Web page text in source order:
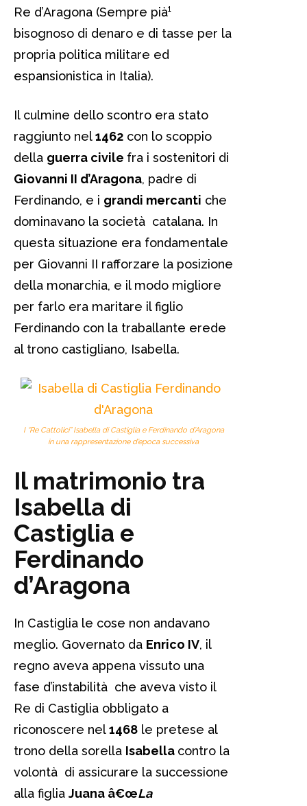
Re d’Aragona (Sempre pià¹
bisognoso di denaro e di tasse per la
propria politica militare ed
espansionistica in Italia).
Il culmine dello scontro era stato
raggiunto nel1462 con lo scoppio
della guerra civile fra i sostenitori di
Giovanni II d’Aragona, padre di
Ferdinando, e i grandi mercanti che
dominavano la società catalana. In
questa situazione era fondamentale
per Giovanni II rafforzare la posizione
della monarchia, e il modo migliore
per farlo era maritare il figlio
Ferdinando con la traballante erede
al trono castigliano, Isabella.
I “Re Cattolici” Isabella di Castiglia e Ferdinando d’Aragona
in una rappresentazione d’epoca successiva
Il matrimonio tra
Isabella di
Castiglia e
Ferdinando
d’Aragona
In Castiglia le cose non andavano
meglio. Governato da Enrico IV, il
regno aveva appena vissuto una
fase d’instabilità che aveva visto il
Re di Castiglia obbligato a
riconoscere nel1468 le pretese al
trono della sorella Isabella contro la
volontà di assicurare la successione
alla figlia Juana â€œLa